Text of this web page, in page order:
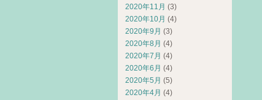
2020年11月 (3)
2020年10月 (4)
2020年9月 (3)
2020年8月 (4)
2020年7月 (4)
2020年6月 (4)
2020年5月 (5)
2020年4月 (4)